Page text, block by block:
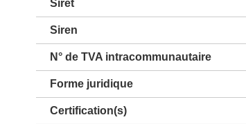
Siret
Siren
N° de TVA intracommunautaire
Forme juridique
Certification(s)